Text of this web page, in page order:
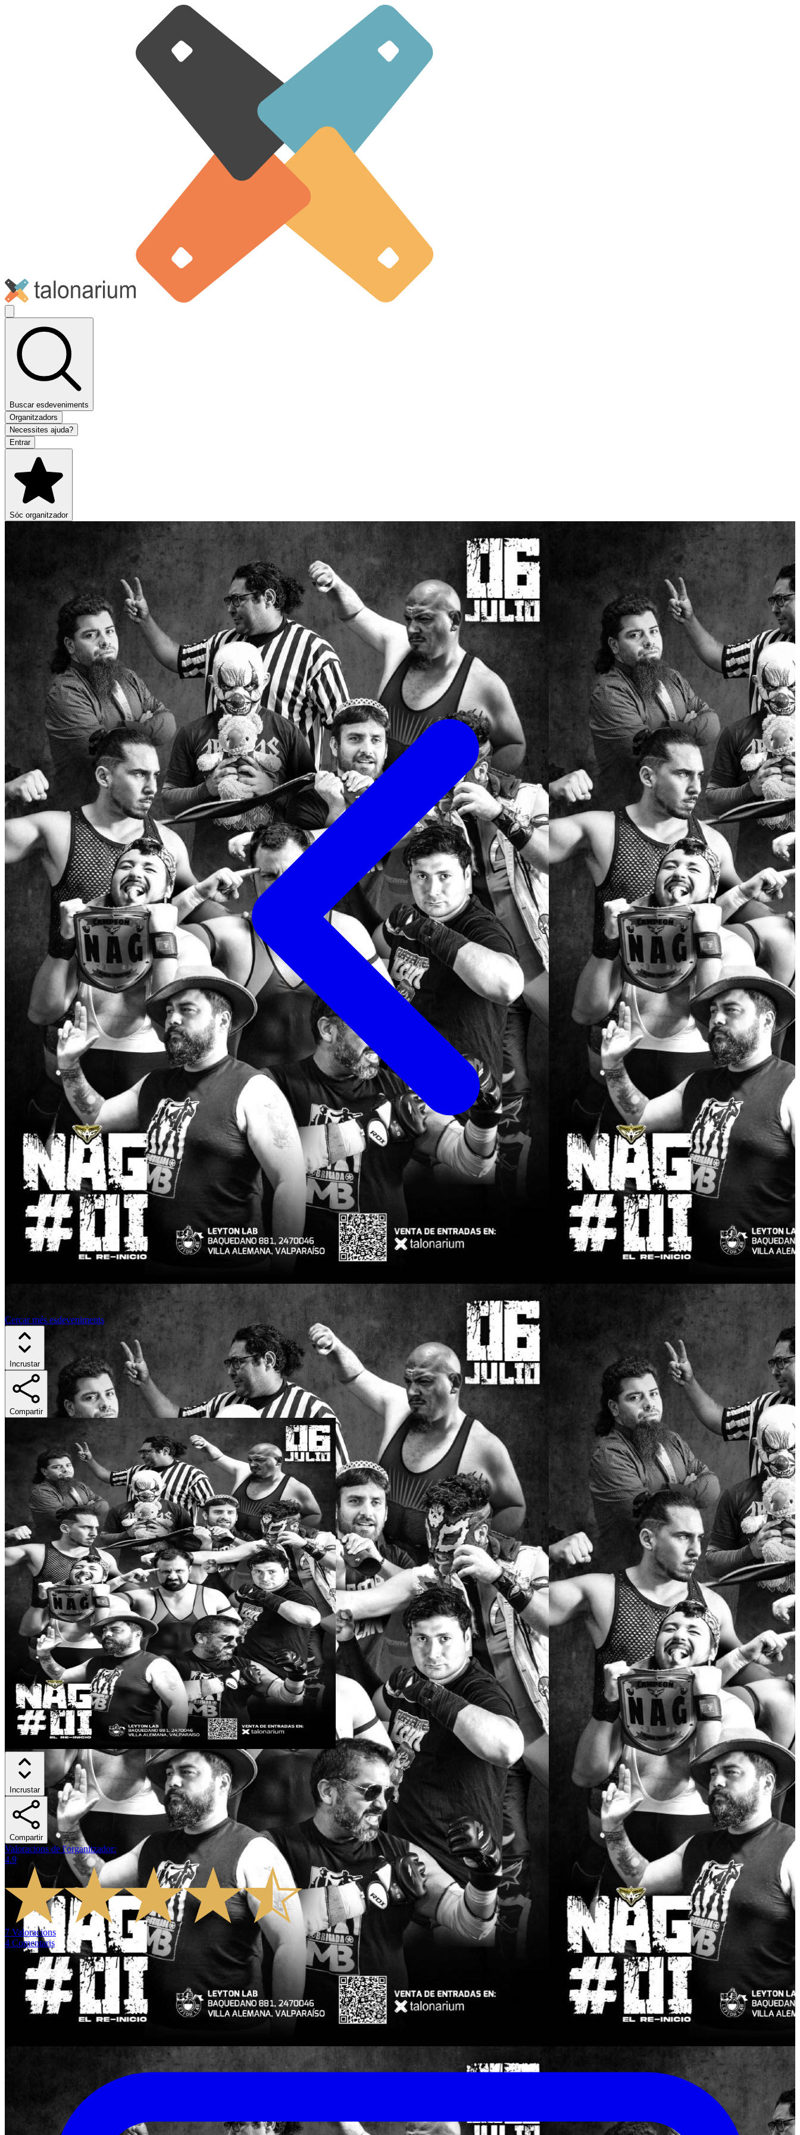
Buscar esdeveniments
Organitzadors
Necessites ajuda?
Entrar
Sóc organitzador
Cercar més esdeveniments
Incrustar
Compartir
Incrustar
Compartir
Valoracions de l'organitzador:
4.9
7 Valoracions
4 Comentaris